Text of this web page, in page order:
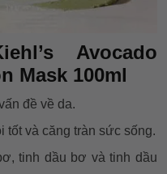
Avocado
Mask 100ml
đề về da.
tốt và căng tràn sức sống.
tinh dầu bơ và tinh dầu